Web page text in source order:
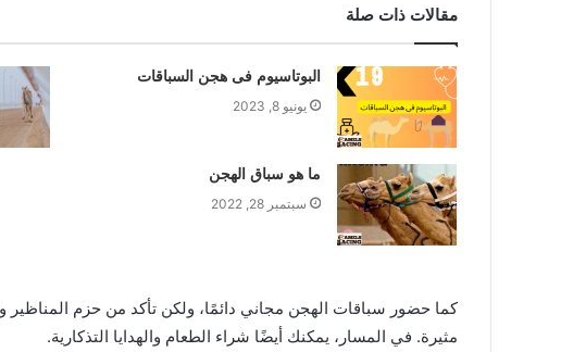
مقالات ذات صلة
البوتاسيوم فى هجن السباقات
يونيو 8, 2023
ما هو سباق الهجن
سبتمبر 28, 2022
كما حضور سباقات الهجن مجاني دائمًا، ولكن تأكد من حزم المناظير
مثيرة. في المسار، يمكنك أيضًا شراء الطعام والهدايا التذكارية.